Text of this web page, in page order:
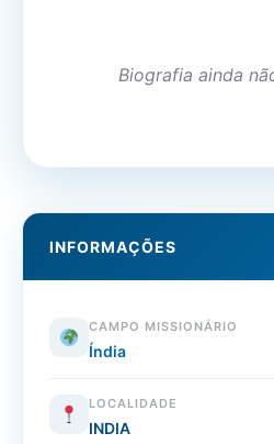
Biografia ainda
INFORMAÇÕES
CAMPO MISSIONÁRIO
Índia
LOCALIDADE
INDIA